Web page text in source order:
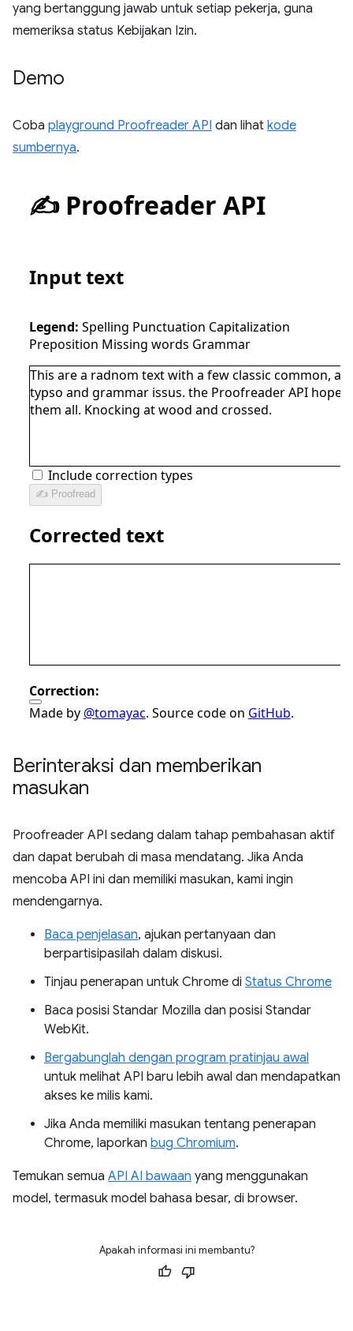
yang bertanggung jawab untuk setiap pekerja, guna
memeriksa status Kebijakan Izin.
Demo
Coba playground Proofreader API dan lihat kode
sumbernya.
Berinteraksi dan memberikan
masukan
Proofreader API sedang dalam tahap pembahasan aktif
dan dapat berubah di masa mendatang. Jika Anda
mencoba API ini dan memiliki masukan, kami ingin
mendengarnya.
Baca penjelasan, ajukan pertanyaan dan
berpartisipasilah dalam diskusi.
Tinjau penerapan untuk Chrome di Status Chrome
Baca posisi Standar Mozilla dan posisi Standar
WebKit.
Bergabunglah dengan program pratinjau awal
untuk melihat API baru lebih awal dan mendapatkan
akses ke milis kami.
Jika Anda memiliki masukan tentang penerapan
Chrome, laporkan bug Chromium.
Temukan semua API AI bawaan yang menggunakan
model, termasuk model bahasa besar, di browser.
Apakah informasi ini membantu?